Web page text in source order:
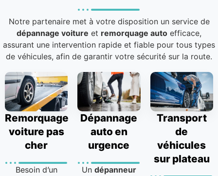
Notre partenaire met à votre disposition un service de
dépannage voiture et remorquage auto efficace,
assurant une intervention rapide et fiable pour tous types
de véhicules, afin de garantir votre sécurité sur la route.
Remorquage
voiture pas
cher
Besoin d’un
Dépannage
auto en
urgence
Un dépanneur
Transport
de
véhicules
sur plateau